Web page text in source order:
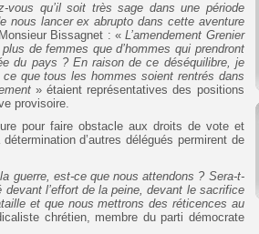
vous qu’il soit très sage dans une période
nous lancer ex abrupto dans cette aventure
Bissagnet : «L’amendement Grenier
de femmes que d’hommes qui prendront
du pays ? En raison de ce déséquilibre, je
que tous les hommes soient rentrés dans
» étaient représentatives des positions
provisoire.
pour faire obstacle aux droits de vote et
d’autres délégués permirent de
guerre, est-ce que nous attendons ? Sera-t-
devant l’effort de la peine, devant le sacrifice
et que nous mettrons des réticences au
chrétien, membre du parti démocrate